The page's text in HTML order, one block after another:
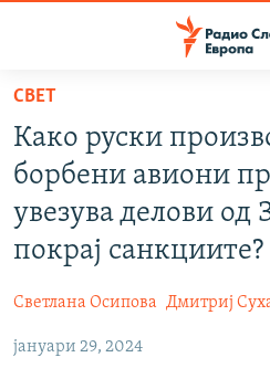
Оди
содржината
Оди
главната
навигација
на
пребарување
СВЕТ
ВИЗУЕЛНО
ПРИЈАВИ СЕ ЗА ЊУЗЛЕТЕР
ПОДКАСТ ЗОШТО?
СВЕТ
Како руски
борбени авиони
увезува делови од
покрај санкциите?
Светлана Осипова Дмитриј
јануари 29, 2024